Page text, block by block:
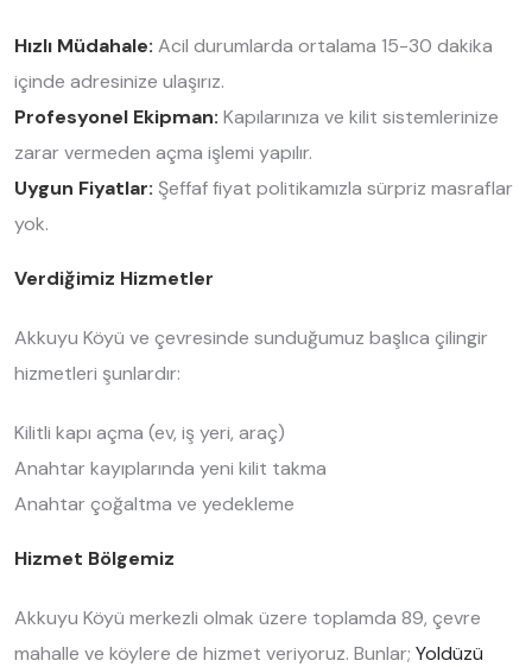
Hızlı Müdahale: Acil durumlarda ortalama 15-30 dakika
içinde adresinize ulaşırız.
Profesyonel Ekipman: Kapılarınıza ve kilit sistemlerinize
zarar vermeden açma işlemi yapılır.
Uygun Fiyatlar: Şeffaf fiyat politikamızla sürpriz masraflar
yok.
Verdiğimiz Hizmetler
Akkuyu Köyü ve çevresinde sunduğumuz başlıca çilingir
hizmetleri şunlardır:
Kilitli kapı açma (ev, iş yeri, araç)
Anahtar kayıplarında yeni kilit takma
Anahtar çoğaltma ve yedekleme
Hizmet Bölgemiz
Akkuyu Köyü merkezli olmak üzere toplamda 89, çevre
mahalle ve köylere de hizmet veriyoruz. Bunlar; Yoldüzü